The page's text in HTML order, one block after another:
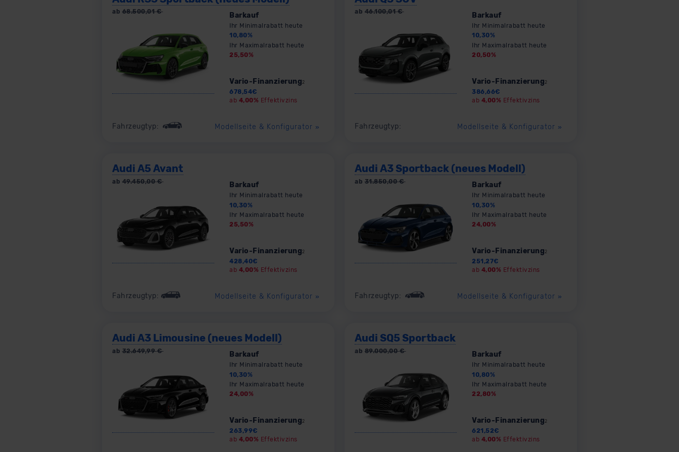
ab 68.500,01€ Barkauf
Ihr Minimalrabatt heute
10,80%
Ihr Maximalrabatt heute
25,50%
Vario-Finanzierung 2
678,54€
ab 4,00% Effektivzins
Fahrzeugtyp: Modellseite & Konfigurator »
ab 46.100,01€ Barkauf
Ihr Minimalrabatt heute
10,30%
Ihr Maximalrabatt heute
20,50%
Vario-Finanzierung 2
386,66€
ab 4,00% Effektivzins
Fahrzeugtyp: Modellseite & Konfigurator »
Audi A5 Avant
ab 49.450,00€ Barkauf
Ihr Minimalrabatt heute
10,30%
Ihr Maximalrabatt heute
25,50%
Vario-Finanzierung 2
428,40€
ab 4,00% Effektivzins
Fahrzeugtyp: Modellseite & Konfigurator »
Audi A3 Sportback (neues Modell)
ab 31.850,00€ Barkauf
Ihr Minimalrabatt heute
10,30%
Ihr Maximalrabatt heute
24,00%
Vario-Finanzierung 2
251,27€
ab 4,00% Effektivzins
Fahrzeugtyp: Modellseite & Konfigurator »
Audi A3 Limousine (neues Modell)
ab 32.649,99€ Barkauf
Ihr Minimalrabatt heute
10,30%
Ihr Maximalrabatt heute
24,00%
Vario-Finanzierung 2
263,99€
ab 4,00% Effektivzins
Audi SQ5 Sportback
ab 89.000,00€ Barkauf
Ihr Minimalrabatt heute
10,80%
Ihr Maximalrabatt heute
22,80%
Vario-Finanzierung 2
621,52€
ab 4,00% Effektivzins